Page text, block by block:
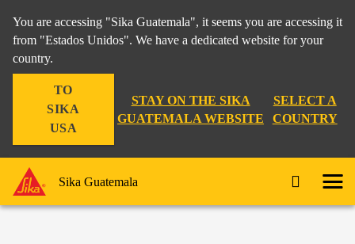
You are accessing "Sika Guatemala", it seems you are accessing it
from "Estados Unidos". We have a dedicated website for your
country.
TO
SIKA
USA
STAY ON THE SIKA
GUATEMALA WEBSITE
SELECT A
COUNTRY
Sika Guatemala